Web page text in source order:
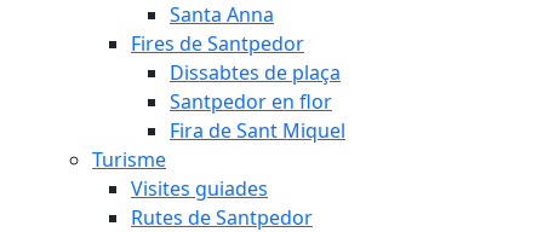
Santa Anna
Fires de Santpedor
Dissabtes de plaça
Santpedor en flor
Fira de Sant Miquel
Turisme
Visites guiades
Rutes de Santpedor